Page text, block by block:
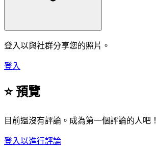
登入以與社群分享您的照片。
登入
⭐ 預覽
目前還沒有評論。成為第一個評論的人吧！
登入以進行評論